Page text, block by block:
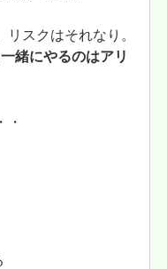
スクはそれなり。
緒にやるのはアリ
・